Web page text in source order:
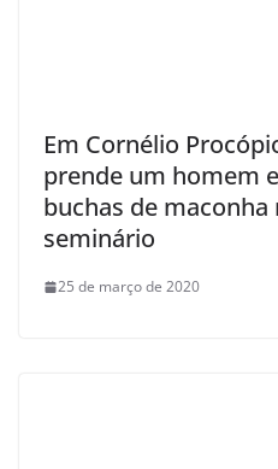
Em Cornélio
prende um homem
buchas de
seminário
25 de março de 2020